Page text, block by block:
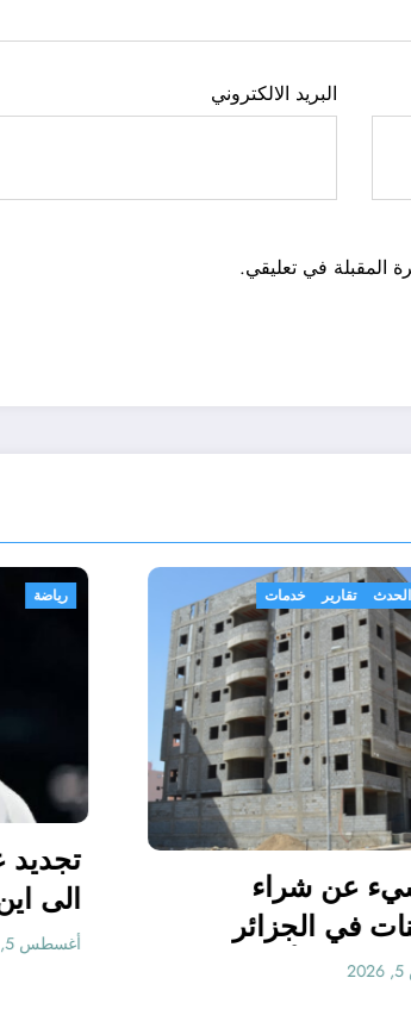
البريد الالكتروني
المقبلة في تعليقي.
الجزائر الحدث
كل شيء عن شراء
السكنات في الجزائر
بقرض بنكي .. أو بالتقسيط